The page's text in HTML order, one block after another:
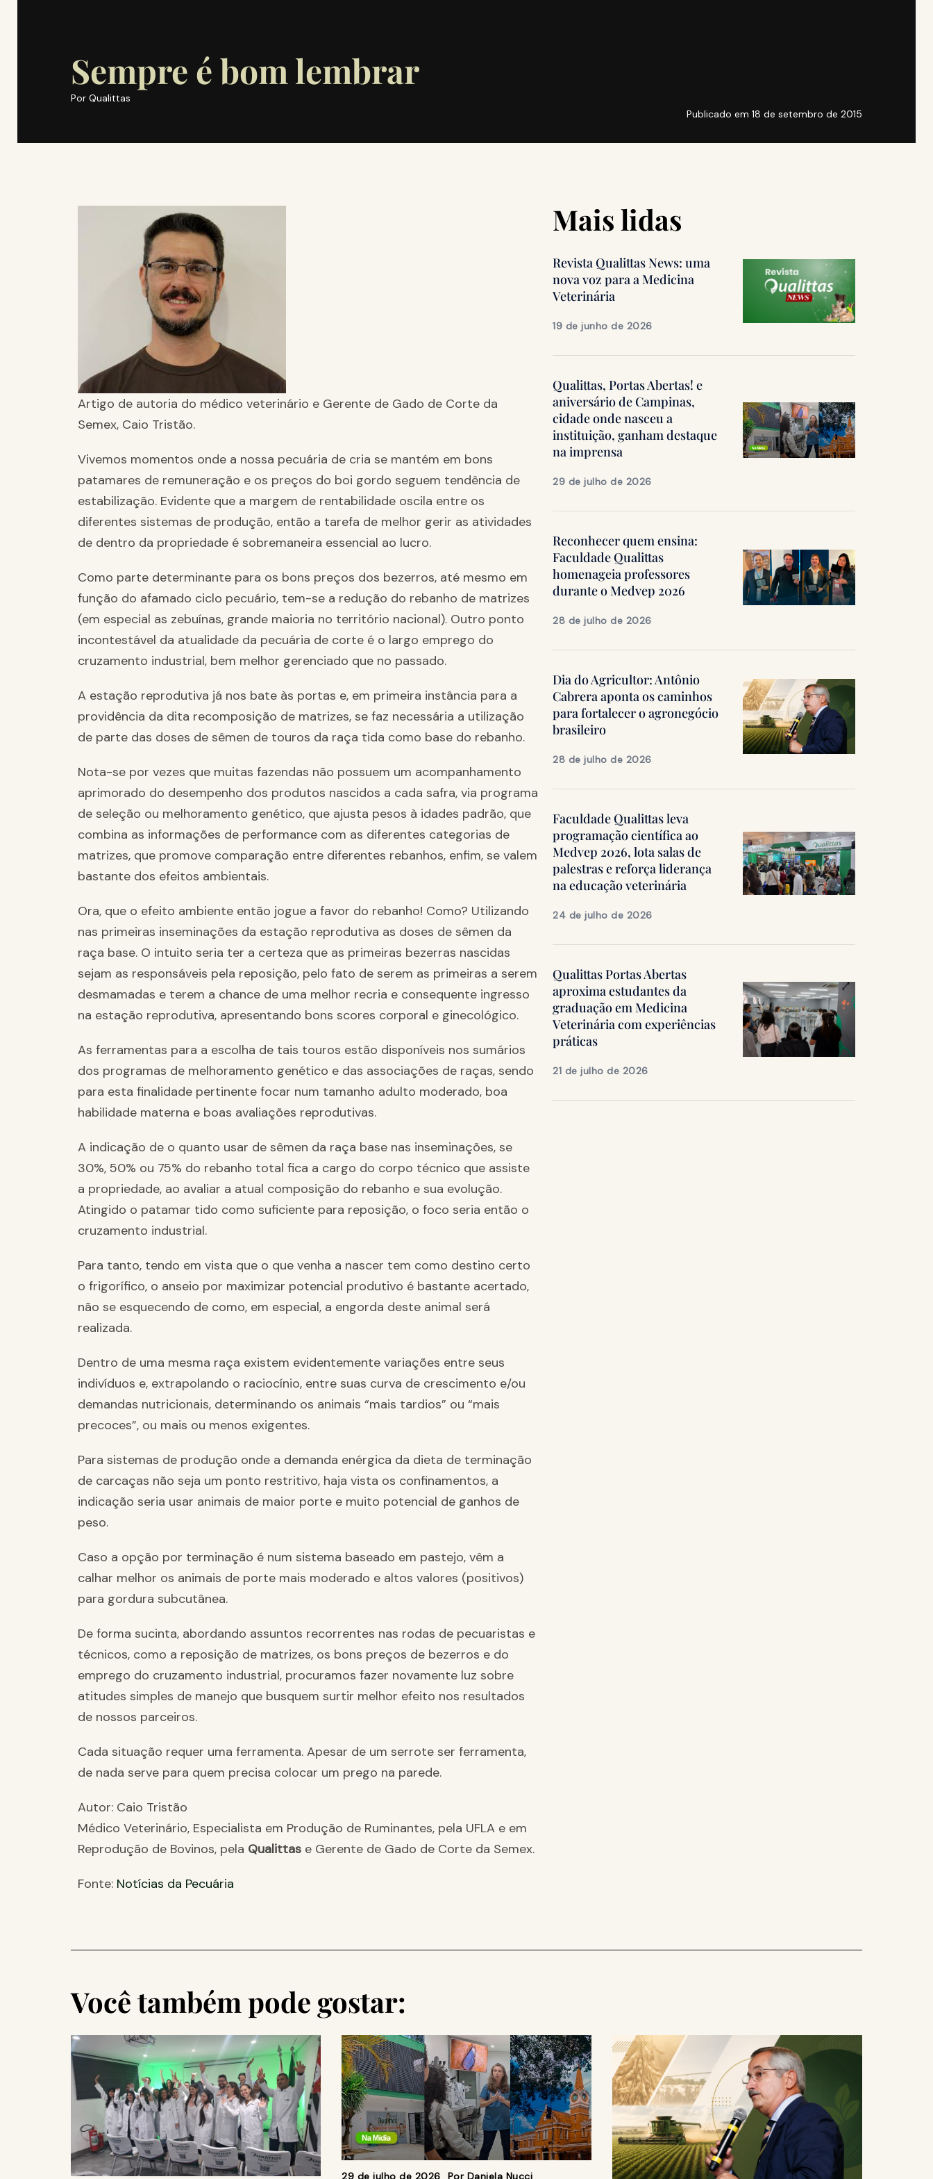
Sempre é bom lembrar
Por Qualittas
Publicado em 18 de setembro de 2015
Artigo de autoria do médico veterinário e Gerente de Gado de Corte da
Semex, Caio Tristão.
Vivemos momentos onde a nossa pecuária de cria se mantém em bons
patamares de remuneração e os preços do boi gordo seguem tendência de
estabilização. Evidente que a margem de rentabilidade oscila entre os
diferentes sistemas de produção, então a tarefa de melhor gerir as atividades
de dentro da propriedade é sobremaneira essencial ao lucro.
Como parte determinante para os bons preços dos bezerros, até mesmo em
função do afamado ciclo pecuário, tem-se a redução do rebanho de matrizes
(em especial as zebuínas, grande maioria no território nacional). Outro ponto
incontestável da atualidade da pecuária de corte é o largo emprego do
cruzamento industrial, bem melhor gerenciado que no passado.
A estação reprodutiva já nos bate às portas e, em primeira instância para a
providência da dita recomposição de matrizes, se faz necessária a utilização
de parte das doses de sêmen de touros da raça tida como base do rebanho.
Nota-se por vezes que muitas fazendas não possuem um acompanhamento
aprimorado do desempenho dos produtos nascidos a cada safra, via programa
de seleção ou melhoramento genético, que ajusta pesos à idades padrão, que
combina as informações de performance com as diferentes categorias de
matrizes, que promove comparação entre diferentes rebanhos, enfim, se valem
bastante dos efeitos ambientais.
Ora, que o efeito ambiente então jogue a favor do rebanho! Como? Utilizando
nas primeiras inseminações da estação reprodutiva as doses de sêmen da
raça base. O intuito seria ter a certeza que as primeiras bezerras nascidas
sejam as responsáveis pela reposição, pelo fato de serem as primeiras a serem
desmamadas e terem a chance de uma melhor recria e consequente ingresso
na estação reprodutiva, apresentando bons scores corporal e ginecológico.
As ferramentas para a escolha de tais touros estão disponíveis nos sumários
dos programas de melhoramento genético e das associações de raças, sendo
para esta finalidade pertinente focar num tamanho adulto moderado, boa
habilidade materna e boas avaliações reprodutivas.
A indicação de o quanto usar de sêmen da raça base nas inseminações, se
30%, 50% ou 75% do rebanho total fica a cargo do corpo técnico que assiste
a propriedade, ao avaliar a atual composição do rebanho e sua evolução.
Atingido o patamar tido como suficiente para reposição, o foco seria então o
cruzamento industrial.
Para tanto, tendo em vista que o que venha a nascer tem como destino certo
o frigorífico, o anseio por maximizar potencial produtivo é bastante acertado,
não se esquecendo de como, em especial, a engorda deste animal será
realizada.
Dentro de uma mesma raça existem evidentemente variações entre seus
indivíduos e, extrapolando o raciocínio, entre suas curva de crescimento e/ou
demandas nutricionais, determinando os animais “mais tardios” ou “mais
precoces”, ou mais ou menos exigentes.
Para sistemas de produção onde a demanda enérgica da dieta de terminação
de carcaças não seja um ponto restritivo, haja vista os confinamentos, a
indicação seria usar animais de maior porte e muito potencial de ganhos de
peso.
Caso a opção por terminação é num sistema baseado em pastejo, vêm a
calhar melhor os animais de porte mais moderado e altos valores (positivos)
para gordura subcutânea.
De forma sucinta, abordando assuntos recorrentes nas rodas de pecuaristas e
técnicos, como a reposição de matrizes, os bons preços de bezerros e do
emprego do cruzamento industrial, procuramos fazer novamente luz sobre
atitudes simples de manejo que busquem surtir melhor efeito nos resultados
de nossos parceiros.
Cada situação requer uma ferramenta. Apesar de um serrote ser ferramenta,
de nada serve para quem precisa colocar um prego na parede.
Autor: Caio Tristão
Médico Veterinário, Especialista em Produção de Ruminantes, pela UFLA e em
Reprodução de Bovinos, pela Qualittas e Gerente de Gado de Corte da Semex.
Fonte: Notícias da Pecuária
Mais lidas
Revista Qualittas News: uma
nova voz para a Medicina
Veterinária
19 de junho de 2026
Qualittas, Portas Abertas! e
aniversário de Campinas,
cidade onde nasceu a
instituição, ganham destaque
na imprensa
29 de julho de 2026
Reconhecer quem ensina:
Faculdade Qualittas
homenageia professores
durante o Medvep 2026
28 de julho de 2026
Dia do Agricultor: Antônio
Cabrera aponta os caminhos
para fortalecer o agronegócio
brasileiro
28 de julho de 2026
Faculdade Qualittas leva
programação científica ao
Medvep 2026, lota salas de
palestras e reforça liderança
na educação veterinária
24 de julho de 2026
Qualittas Portas Abertas
aproxima estudantes da
graduação em Medicina
Veterinária com experiências
práticas
21 de julho de 2026
Você também pode gostar: